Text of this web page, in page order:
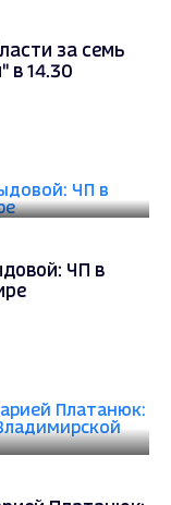
за семь
в 14.30
ЧП в